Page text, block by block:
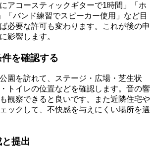
アコースティックギターで1時間」「ホ
「バンド練習でスピーカー使用」など目
必要な許可も変わります。これが後の申
影響します。
を確認する
園を訪れて、ステージ・広場・芝生状
トイレの位置などを確認します。音の響
観察できると良いです。また近隣住宅や
ックして、不快感を与えにくい場所を選
提出